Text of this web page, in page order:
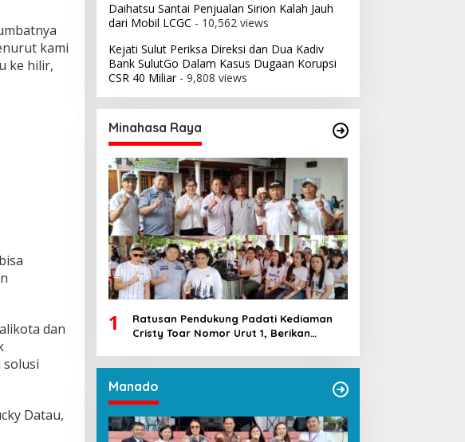
kami
ke hilir,
dan
Datau,
Daihatsu Santai Penjualan Sirion Kalah Jauh
dari Mobil LCGC - 10,562 views
Kejati Sulut Periksa Direksi dan Dua Kadiv
Bank SulutGo Dalam Kasus Dugaan Korupsi
CSR 40 Miliar- 9,808 views
Minahasa Raya
1
Ratusan Pendukung Padati Kediaman
Cristy Toar Nomor Urut 1, Berikan
Manado